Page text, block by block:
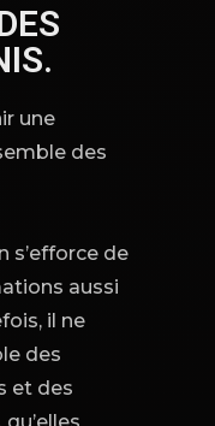
une
des
s’efforce de
aussi
il ne
des
et des